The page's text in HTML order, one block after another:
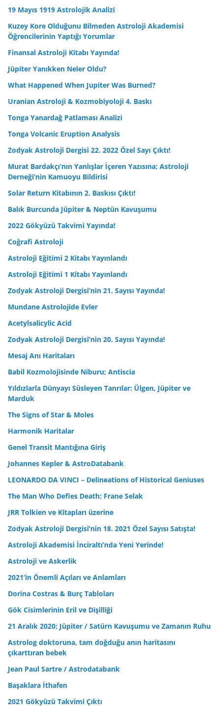
19 Mayıs 1919 Astrolojik Analizi
Kuzey Kore Olduğunu Bilmeden Astroloji Akademisi
Öğrencilerinin Yaptığı Yorumlar
Finansal Astroloji Kitabı Yayında!
Jüpiter Yanıkken Neler Oldu?
What Happened When Jupiter Was Burned?
Uranian Astroloji & Kozmobiyoloji 4. Baskı
Tonga Yanardağ Patlaması Analizi
Tonga Volcanic Eruption Analysis
Zodyak Astroloji Dergisi 22. 2022 Özel Sayı Çıktı!
Murat Bardakçı’nın Yanlışlar İçeren Yazısına; Astroloji
Derneği’nin Kamuoyu Bildirisi
Solar Return Kitabının 2. Baskısı Çıktı!
Balık Burcunda Jüpiter & Neptün Kavuşumu
2022 Gökyüzü Takvimi Yayında!
Coğrafi Astroloji
Astroloji Eğitimi 2 Kitabı Yayınlandı
Astroloji Eğitimi 1 Kitabı Yayınlandı
Zodyak Astroloji Dergisi’nin 21. Sayısı Yayında!
Mundane Astrolojide Evler
Acetylsalicylic Acid
Zodyak Astroloji Dergisi’nin 20. Sayısı Yayında!
Mesaj Anı Haritaları
Babil Kozmolojisinde Niburu; Antiscia
Yıldızlarla Dünyayı Süsleyen Tanrılar: Ülgen, Jüpiter ve
Marduk
The Signs of Star & Moles
Harmonik Haritalar
Genel Transit Mantığına Giriş
Johannes Kepler & AstroDatabank
LEONARDO DA VINCI – Delineations of Historical Geniuses
The Man Who Defies Death: Frane Selak
JRR Tolkien ve Kitapları üzerine
Zodyak Astroloji Dergisi’nin 18. 2021 Özel Sayısı Satışta!
Astroloji Akademisi İnciraltı’nda Yeni Yerinde!
Astroloji ve Askerlik
2021’in Önemli Açıları ve Anlamları
Dorina Costras & Burç Tabloları
Gök Cisimlerinin Eril ve Dişilliği
21 Aralık 2020: Jüpiter / Satürn Kavuşumu ve Zamanın Ruhu
Astrolog doktoruna, tam doğduğu anın haritasını
çıkarttıran bebek
Jean Paul Sartre / Astrodatabank
Başaklara İthafen
2021 Gökyüzü Takvimi Çıktı